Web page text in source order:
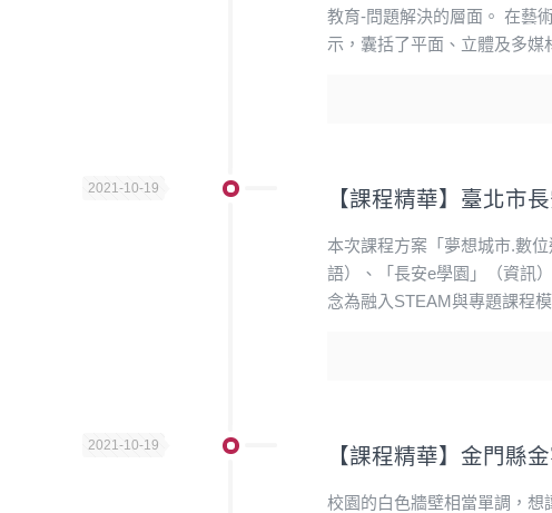
教育-問題解決的層面。 在藝
示，囊括了平面、立體及多媒
2021-10-19 【課程精華】臺北市
本次課程方案「夢想城市.數
語）、「長安e學園」（資訊
念為融入STEAM與專題課程
2021-10-19 【課程精華】金門縣
校園的白色牆壁相當單調，